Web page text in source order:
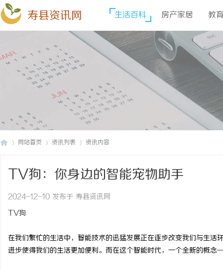
寿县资讯网 生活百科 房产家居 教
网站首页 资讯列表 资讯内容
TV狗：你身边的智能宠物助手
2024-12-10 发布于 寿县资讯网
TV狗
在我们繁忙的生活中，智能技术的迅猛发展正在逐步改变我们与生
进步使得我们的生活更加便利。而在这个智能时代，一个全新的概